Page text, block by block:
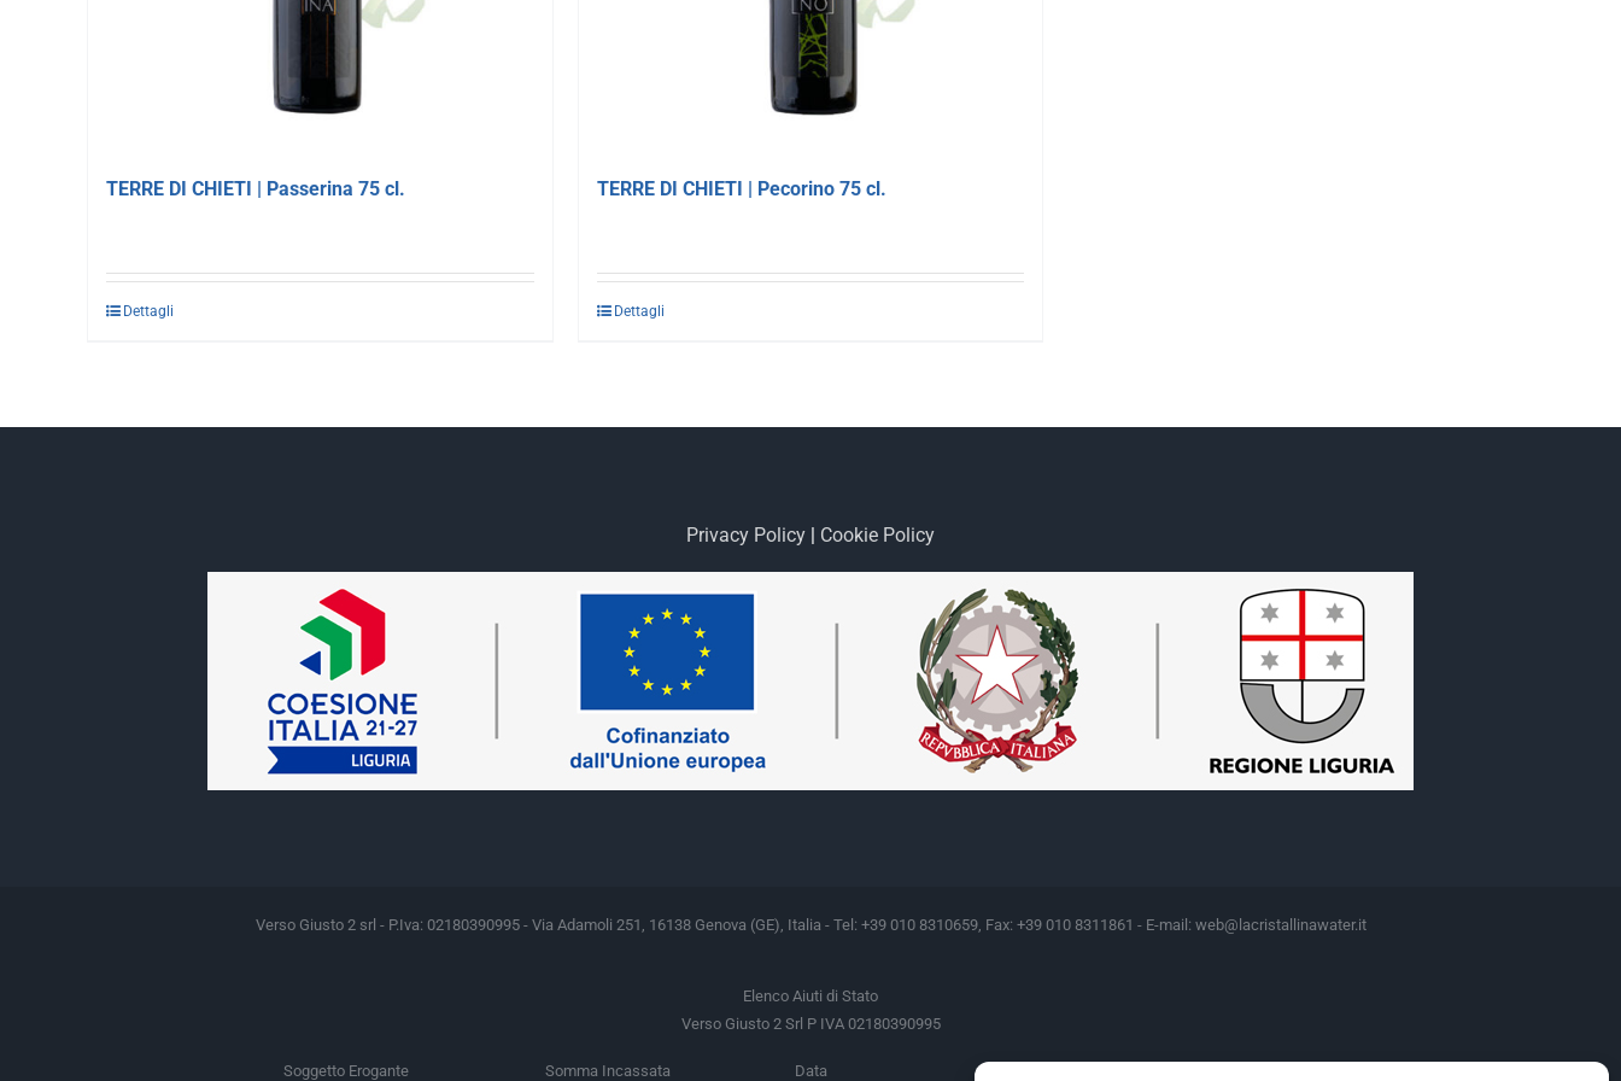
TERRE DI CHIETI | Passerina 75 cl.
Dettagli
TERRE DI CHIETI | Pecorino 75 cl.
Dettagli
Privacy Policy | Cookie Policy
Verso Giusto 2 srl - P.Iva: 02180390995 - Via Adamoli 251, 16138 Genova (GE), Italia - Tel: +39 010 8310659, Fax: +39 010 8311861 - E-mail: web@lacristallinawater.it
Elenco Aiuti di Stato
Verso Giusto 2 Srl P IVA 02180390995
Soggetto Erogante Somma Incassata Data